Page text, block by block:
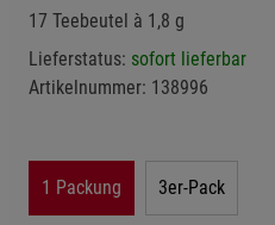
17 Teebeutel à 1,8 g
Lieferstatus: sofort lieferbar
Artikelnummer: 138996
1 Packung 3er-Pack